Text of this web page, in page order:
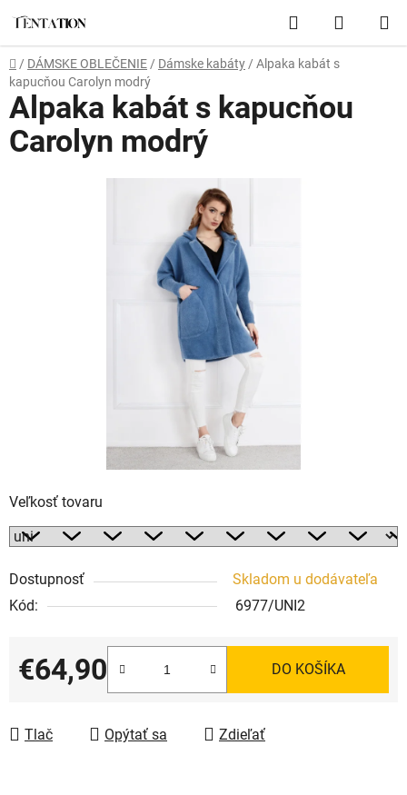
obsah
Hľadať
KOŠÍK
Domov
/ DÁMSKE OBLEČENIE / Dámske kabáty / Alpaka kabát s
kapucňou Carolyn modrý
Veľkosť tovaru
Dostupnosť
Skladom u dodávateľa
Kód:
6977/UNI2
€64,90
Jednotková cena:
DO KOŠÍKA
Tlač Opýtať sa Zdieľať
Alpaka kabát s kapucňou
Carolyn modrý